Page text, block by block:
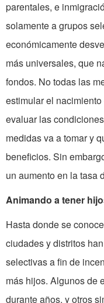
parentales, e
solamente a grupos
económicamente
más universales, que
fondos. No todas las
estimular el
evaluar las
medidas va a tomar y
beneficios. Sin
un aumento en la tasa
Animando a tener
Hasta donde se
ciudades y distritos
selectivas a fin de
más hijos. Algunos de
durante años, y otros